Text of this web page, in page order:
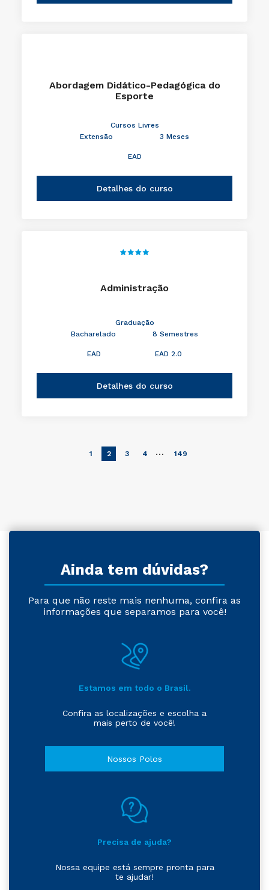
Abordagem Didático-Pedagógica do
Esporte
Cursos Livres
Extensão
3 Meses
EAD
Detalhes do curso
Administração
Graduação
Bacharelado
8 Semestres
EAD EAD 2.0
Detalhes do curso
1 2 3 4 … 149
Ainda tem dúvidas?
Para que não reste mais nenhuma, confira as
informações que separamos para você!
Estamos em todo o Brasil.
Confira as localizações e escolha a
mais perto de você!
Nossos Polos
Precisa de ajuda?
Nossa equipe está sempre pronta para
te ajudar!